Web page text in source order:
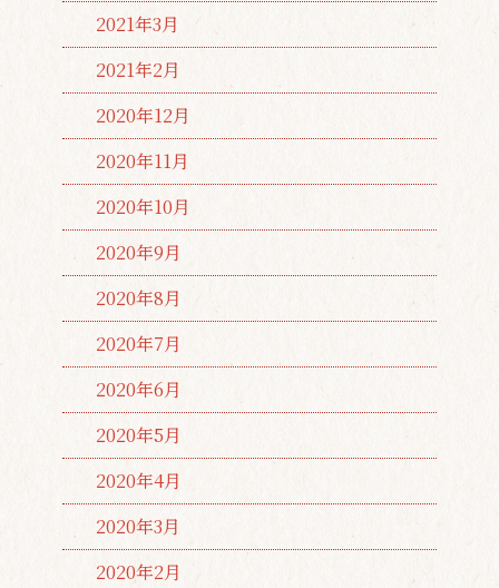
2021年3月
2021年2月
2020年12月
2020年11月
2020年10月
2020年9月
2020年8月
2020年7月
2020年6月
2020年5月
2020年4月
2020年3月
2020年2月